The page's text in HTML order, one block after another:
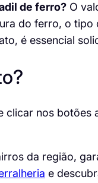
de ferro?O
do ferro, o tipo
é essencial
clicar nos botões
da região,
e